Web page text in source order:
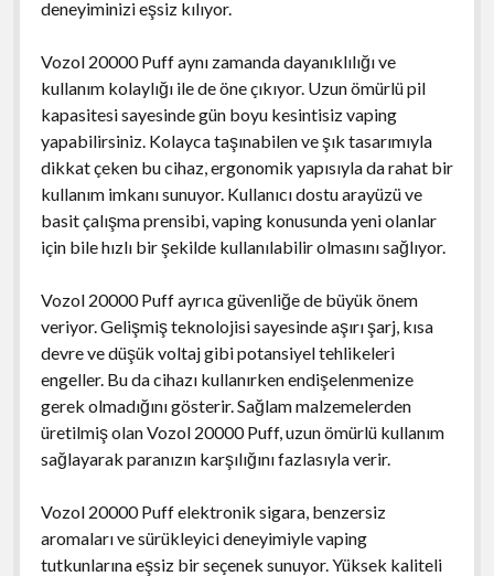
deneyiminizi eşsiz kılıyor.
Vozol 20000 Puff aynı zamanda dayanıklılığı ve
kullanım kolaylığı ile de öne çıkıyor. Uzun ömürlü pil
kapasitesi sayesinde gün boyu kesintisiz vaping
yapabilirsiniz. Kolayca taşınabilen ve şık tasarımıyla
dikkat çeken bu cihaz, ergonomik yapısıyla da rahat bir
kullanım imkanı sunuyor. Kullanıcı dostu arayüzü ve
basit çalışma prensibi, vaping konusunda yeni olanlar
için bile hızlı bir şekilde kullanılabilir olmasını sağlıyor.
Vozol 20000 Puff ayrıca güvenliğe de büyük önem
veriyor. Gelişmiş teknolojisi sayesinde aşırı şarj, kısa
devre ve düşük voltaj gibi potansiyel tehlikeleri
engeller. Bu da cihazı kullanırken endişelenmenize
gerek olmadığını gösterir. Sağlam malzemelerden
üretilmiş olan Vozol 20000 Puff, uzun ömürlü kullanım
sağlayarak paranızın karşılığını fazlasıyla verir.
Vozol 20000 Puff elektronik sigara, benzersiz
aromaları ve sürükleyici deneyimiyle vaping
tutkunlarına eşsiz bir seçenek sunuyor. Yüksek kaliteli